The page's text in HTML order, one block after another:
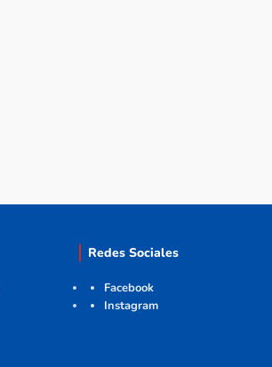
Redes Sociales
Facebook
Instagram